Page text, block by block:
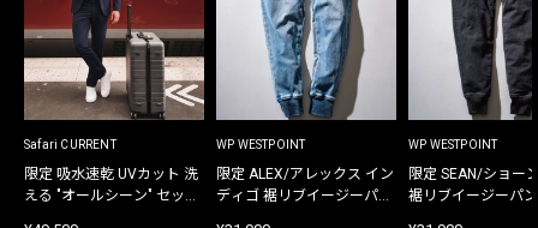
Safari CURRENT
限定 吸水速乾 UVカット 洗
える "オールシーン" セット
WP WESTPOINT
限定 ALEX/アレックス イン
ディゴ 裾リブイージーパン
WP WESTPOINT
限定 SEAN/ショー
裾リブイージーパ